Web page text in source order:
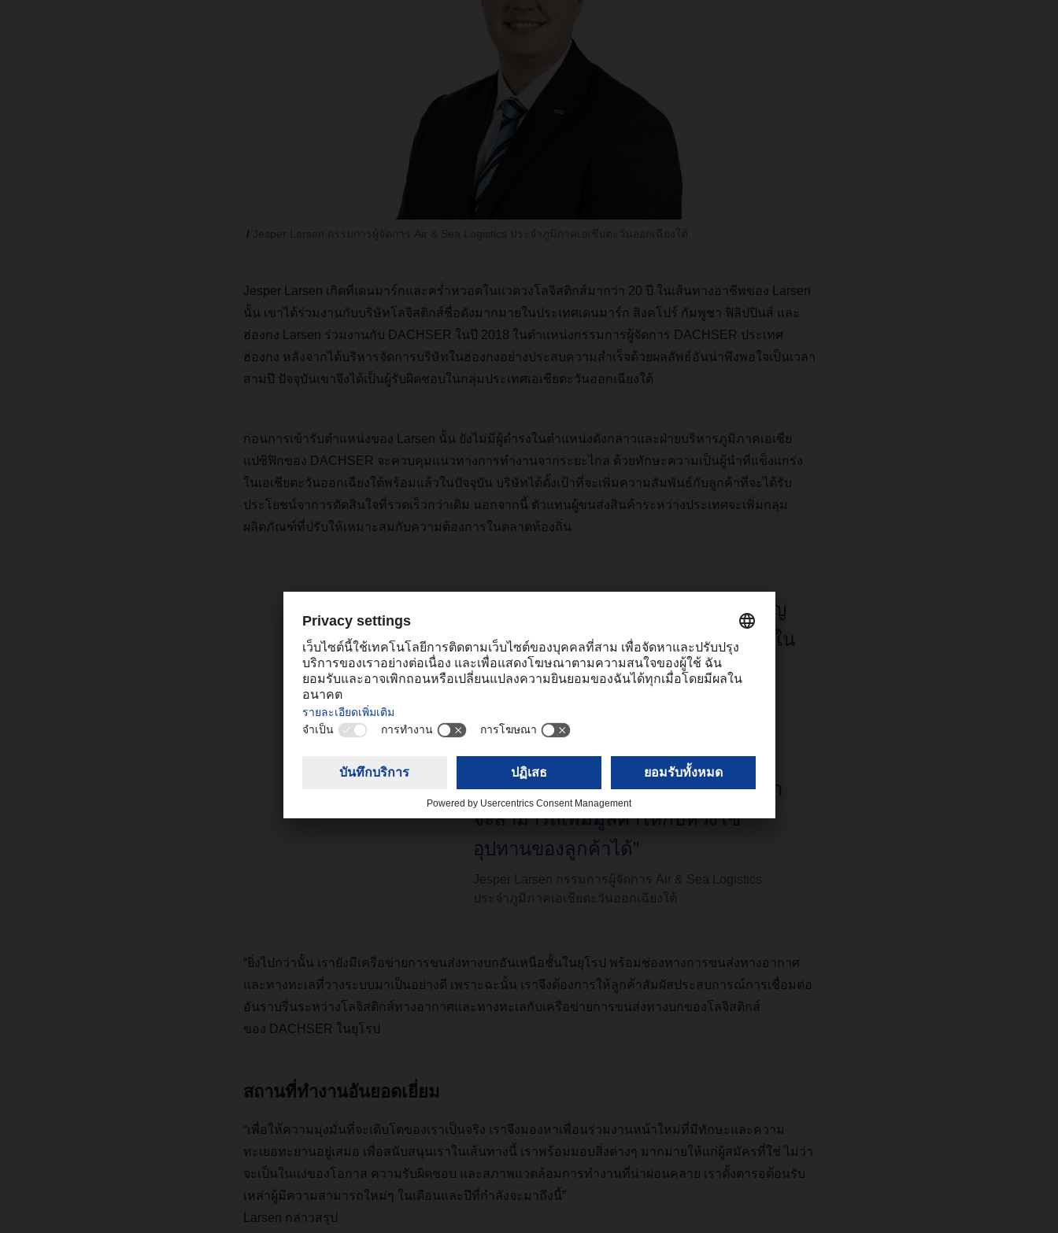
Jesper Larsen เกิดที่เดนมาร์กและคร่ำหวอดในแวดวงโลจิสติกส์มากว่า 20 ปี ในเส้นทางอาชีพของ Larsen
นั้น เขาได้ร่วมงานกับบริษัทโลจิสติกส์ชื่อดังมากมายในประเทศเดนมาร์ก สิงคโปร์ กัมพูชา ฟิลิปปินส์ และ
ฮ่องกง Larsen ร่วมงานกับ DACHSER ในปี 2018 ในตำแหน่งกรรมการผู้จัดการ DACHSER ประเทศ
ฮ่องกง หลังจากได้บริหารจัดการบริษัทในฮ่องกงอย่างประสบความสำเร็จด้วยผลลัพธ์อันน่าพึงพอใจเป็นเวลา
สามปี ปัจจุบันเขาจึงได้เป็นผู้รับผิดชอบในกลุ่มประเทศเอเชียตะวันออกเฉียงใต้
ก่อนการเข้ารับตำแหน่งของ Larsen นั้น ยังไม่มีผู้ดำรงในตำแหน่งดังกล่าวและฝ่ายบริหารภูมิภาคเอเชีย
แปซิฟิกของ DACHSER จะควบคุมแนวทางการทำงานจากระยะไกล ด้วยทักษะความเป็นผู้นำที่แข็งแกร่ง
ในเอเชียตะวันออกเฉียงใต้พร้อมแล้วในปัจจุบัน บริษัทได้ตั้งเป้าที่จะเพิ่มความสัมพันธ์กับลูกค้าที่จะได้รับ
ประโยชน์จาการตัดสินใจที่รวดเร็วกว่าเดิม นอกจากนี้ ตัวแทนผู้ขนส่งสินค้าระหว่างประเทศจะเพิ่มกลุ่ม
ผลิตภัณฑ์ที่ปรับให้เหมาะสมกับความต้องการในตลาดท้องถิ่น
“เอเชียตะวันออกเฉียงใต้เป็นพื้นที่สำคัญ
ที่มีส่วนสร้างแรงผลักดันเป็นอย่างมากใน
ห่วงโซ่อุปทานระดับโลก เราต้องการมี
โลกเพื่อให้สามารถตอบโจทย์ความ
ต้องการของลูกค้าต่อไป ด้วยโซลูชั่น
แบบเฉพาะอุตสาหกรรม เราจึงมั่นใจว่า
จะสามารถเพิ่มมูลค่าให้กับห่วงโซ่
อุปทานของลูกค้าได้”
Jesper Larsen กรรมการผู้จัดการ Air & Sea Logistics
ประจำภูมิภาคเอเชียตะวันออกเฉียงใต้
“ยิ่งไปกว่านั้น เรายังมีเครือข่ายการขนส่งทางบกอันเหนือชั้นในยุโรป
พร้อมช่องทางการขนส่งทางอากาศ
และทางทะเลที่วางระบบมาเป็นอย่างดี เพราะฉะนั้น เราจึงต้องการให้ลูกค้าสัมผัสประสบการณ์การเชื่อมต่อ
อันราบรื่นระหว่างโลจิสติกส์ทางอากาศและทางทะเลกับเครือข่ายการขนส่งทางบกของโลจิสติกส์
ของ DACHSER ในยุโรป
สถานที่ทำงานอันยอดเยี่ยม
“เพื่อให้ความมุ่งมั่นที่จะเติบโตของเราเป็นจริง เราจึงมองหาเพื่อนร่วมงานหน้าใหม่ที่มีทักษะและความ
ทะเยอทะยานอยู่เสมอ เพื่อสนับสนุนเราในเส้นทางนี้ เราพร้อมมอบสิ่งต่างๆ มากมายให้แก่ผู้สมัครที่ใช่ ไม่ว่า
จะเป็นในแง่ของโอกาส ความรับผิดชอบ และสภาพแวดล้อมการทำงานที่น่าผ่อนคลาย เราตั้งตารอต้อนรับ
เหล่าผู้มีความสามารถใหม่ๆ ในเดือนและปีที่กำลังจะมาถึงนี้”
Larsen กล่าวสรุป